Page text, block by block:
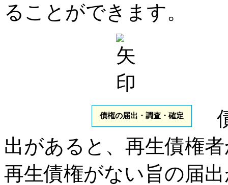
ることができます。
債権の届出・調査・確定
出があると、再生債権
再生債権がない旨の届